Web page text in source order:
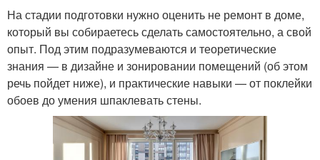
На стадии подготовки нужно оценить не ремонт в доме,
который вы собираетесь сделать самостоятельно, а свой
опыт. Под этим подразумеваются и теоретические
знания — в дизайне и зонировании помещений (об этом
речь пойдет ниже), и практические навыки — от поклейки
обоев до умения шпаклевать стены.